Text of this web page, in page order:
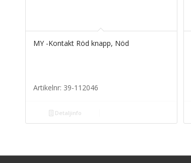
MY -Kontakt Röd knapp, Nöd
Artikelnr: 39-112046
Detaljinfo